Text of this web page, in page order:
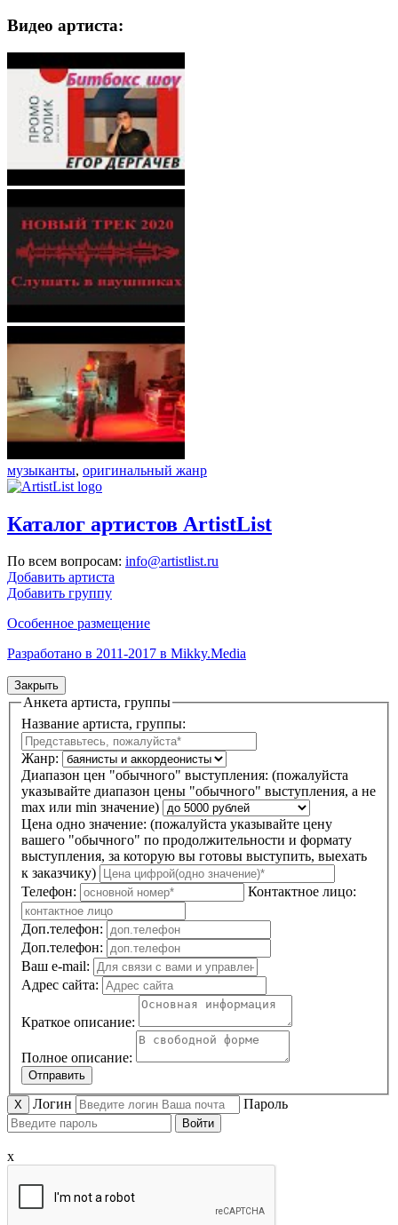
Видео артиста:
музыканты, оригинальный жанр
Каталог артистов ArtistList
По всем вопросам: info@artistlist.ru
Добавить артиста
Добавить группу
Особенное размещение
Разработано в 2011-2017 в Mikky.Media
Закрыть
Анкета артиста, группы
Название артиста, группы:
Жанр:
Диапазон цен "обычного" выступления:
указывайте диапазон цены "обычного" выступления, а не
max или min значение)
Цена одно значение:
вашего "обычного" по продолжительности и формату
выступления, за которую вы готовы выступить, выехать
к заказчику)
Телефон:
Контактное лицо:
Доп.телефон:
Доп.телефон:
Ваш e-mail:
Адрес сайта:
Краткое описание:
Полное описание:
Отправить
X Логин Пароль
Войти
x